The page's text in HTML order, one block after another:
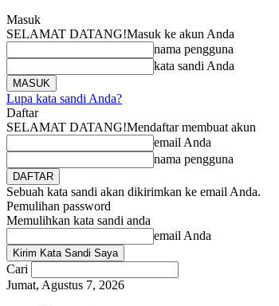
Masuk
SELAMAT DATANG!Masuk ke akun Anda
nama pengguna
kata sandi Anda
Lupa kata sandi Anda?
Daftar
SELAMAT DATANG!Mendaftar membuat akun
email Anda
nama pengguna
Sebuah kata sandi akan dikirimkan ke email Anda.
Pemulihan password
Memulihkan kata sandi anda
email Anda
Cari
Jumat, Agustus 7, 2026